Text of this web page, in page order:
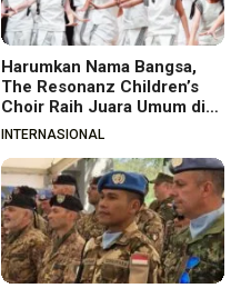
Harumkan Nama Bangsa,
The Resonanz Children’s
Choir Raih Juara Umum di
Hungaria
INTERNASIONAL